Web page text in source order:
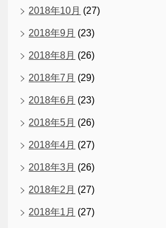
2018年10月 (27)
2018年9月 (23)
2018年8月 (26)
2018年7月 (29)
2018年6月 (23)
2018年5月 (26)
2018年4月 (27)
2018年3月 (26)
2018年2月 (27)
2018年1月 (27)